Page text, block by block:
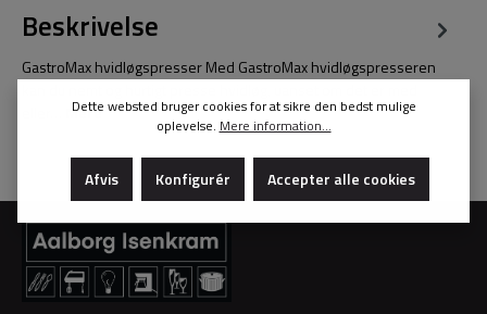
Beskrivelse
GastroMax hvidløgspresser Med GastroMax hvidløgspresseren
Mere
Dette websted bruger cookies for at sikre den bedst mulige
oplevelse. Mere information...
Afvis Konfigurér Accepter alle cookies